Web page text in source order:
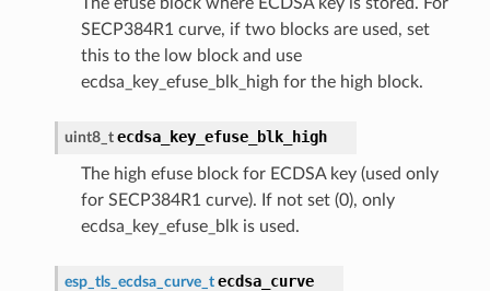
SECP384R1 curve, if two blocks are used, set
this to the low block and use
ecdsa_key_efuse_blk_high for the high block.
uint8_t ecdsa_key_efuse_blk_high
The high efuse block for ECDSA key (used only
for SECP384R1 curve). If not set (0), only
ecdsa_key_efuse_blk is used.
esp_tls_ecdsa_curve_t ecdsa_curve